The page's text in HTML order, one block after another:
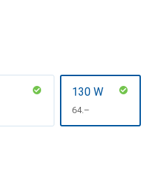
130 W
CHF
64.–